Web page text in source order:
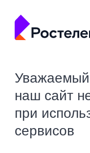
Уважаемый
наш сайт
при
сервисов